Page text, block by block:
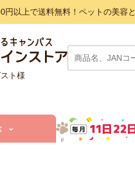
円以上で送料無料！ペットの美容
ト様